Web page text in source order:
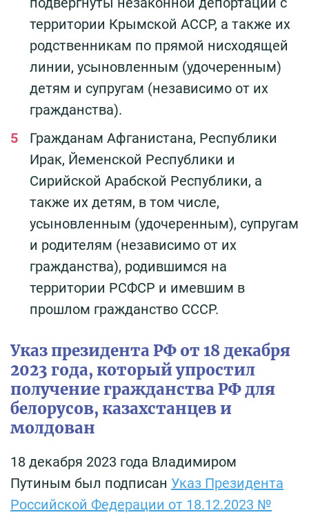
территории Крымской АССР, а также их
родственникам по прямой нисходящей
линии, усыновленным (удочеренным)
детям и супругам (независимо от их
гражданства).
Гражданам Афганистана, Республики
Ирак, Йеменской Республики и
Сирийской Арабской Республики, а
также их детям, в том числе,
усыновленным (удочеренным), супругам
и родителям (независимо от их
гражданства), родившимся на
территории РСФСР и имевшим в
прошлом гражданство СССР.
Указ президента РФ от 18 декабря
2023 года, который упростил
получение гражданства РФ для
белорусов, казахстанцев и
молдован
18 декабря 2023 года Владимиром
Путиным был подписан Указ Президента
Российской Федерации от 18.12.2023 №